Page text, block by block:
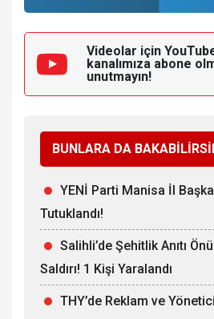
Videolar için
kanalımıza abone
unutmayın!
BUNLARA DA
YENİ Parti Manisa İl
Tutuklandı!
Salihli’de Şehitlik Anıtı
Saldırı! 1 Kişi Yaralandı
THY’de Reklam ve